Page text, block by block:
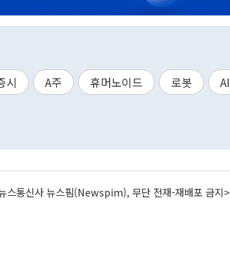
시 A주 휴머노이드 로봇
AI
스통신사 뉴스핌(Newspim), 무단 전재-재배포 금지>